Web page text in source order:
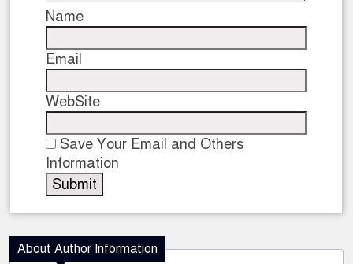
Name
Email
WebSite
Save Your Email and Others
Information
About Author Information